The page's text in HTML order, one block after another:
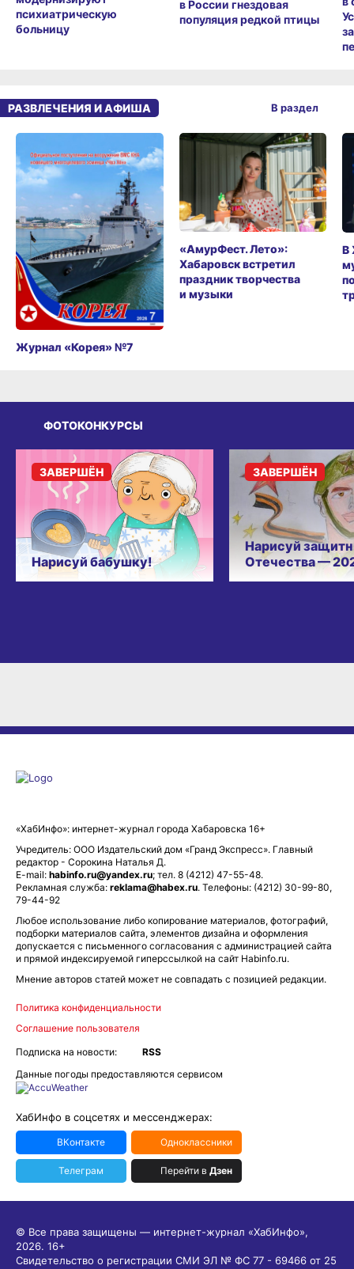
психиатрическую
больницу
популяция редкой птицы
РАЗВЛЕЧЕНИЯ И АФИША
Хабаровск встретил
праздник творчества
и музыки
Нарисуй бабушку!
ЗАВЕРШЁН
Нарисуй
Отечества —
ЗАВЕРШЁН
Учредитель: ООО Издательский дом «Гранд Экспресс». Главный
редактор - Сорокина Наталья Д.
E-mail:habinfo.ru@yandex.ru; тел. 8 (4212) 47-55-48.
Рекламная служба:reklama@habex.ru. Телефоны: (4212) 30-99-80,
79-44-92
подборки материалов сайта, элементов дизайна и оформления
допускается с письменного согласования с администрацией сайта
и прямой индексируемой гиперссылкой на сайт Habinfo.ru.
Мнение авторов статей может не совпадать с позицией редакции.
Соглашение пользователя
ВКонтакте Одноклассники
Телеграм Перейти вДзен
2026.16+
Свидетельство о регистрации СМИ ЭЛ № ФС 77 - 69466 от 25
апреля 2017 г., выдано Федеральной службой по надзору в